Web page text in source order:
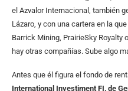
el Azvalor Internacional, también
Lázaro, y con una cartera en la
Barrick Mining, PrairieSky Royalty
hay otras compañías. Sube algo
Antes que él figura el fondo de
International Investiment FI, de